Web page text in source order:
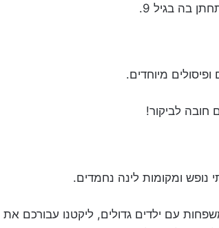
בה בגיל 9.
מיוחדים.
חובה לביקור!
ומקומות לינה נחמדים.
עם ילדים גדולים, ליקטנו עבורכם את